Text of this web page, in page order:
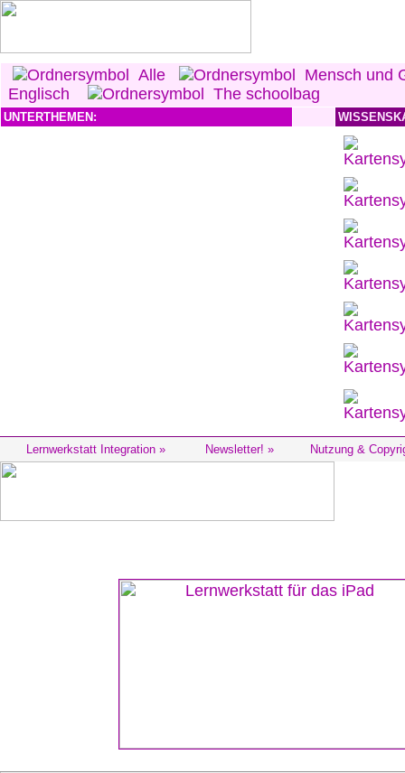
Alle
Mensch und
Englisch
The schoolbag
UNTERTHEMEN:
Lernwerkstatt Integration » Newsletter! » Nutzung &